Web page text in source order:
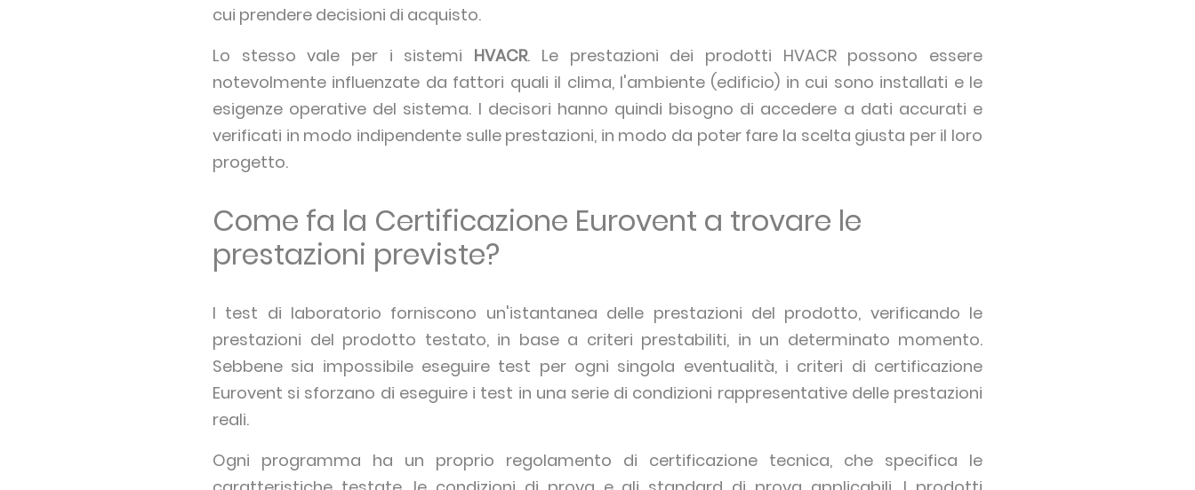
cui prendere decisioni di acquisto.
Lo stesso vale per i sistemi HVACR. Le prestazioni dei prodotti HVACR possono essere
notevolmente influenzate da fattori quali il clima, l'ambiente (edificio) in cui sono installati e le
esigenze operative del sistema. I decisori hanno quindi bisogno di accedere a dati accurati e
verificati in modo indipendente sulle prestazioni, in modo da poter fare la scelta giusta per il loro
progetto.
Come fa la Certificazione Eurovent a trovare le
prestazioni previste?
I test di laboratorio forniscono un'istantanea delle prestazioni del prodotto, verificando le
prestazioni del prodotto testato, in base a criteri prestabiliti, in un determinato momento.
Sebbene sia impossibile eseguire test per ogni singola eventualità, i criteri di certificazione
Eurovent si sforzano di eseguire i test in una serie di condizioni rappresentative delle prestazioni
reali.
Ogni programma ha un proprio regolamento di certificazione tecnica, che specifica le